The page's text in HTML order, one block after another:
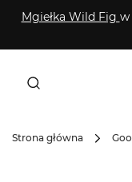
Mgiełka Wild Fig w
Strona główna